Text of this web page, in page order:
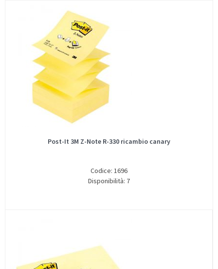
Post-It 3M Z-Note R-330 ricambio canary
Codice: 1696
Disponibilità: 7